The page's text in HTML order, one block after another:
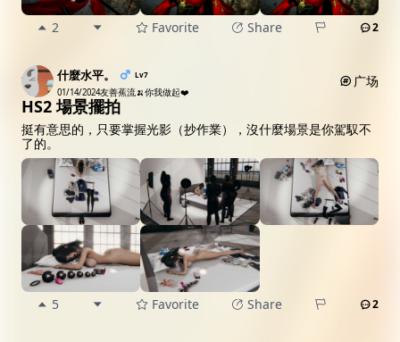
2 Favorite Share 2
什麼水平。 Lv7
01/14/2024友善蕉流🍌你我做起❤️
广场
HS2 場景擺拍
挺有意思的，只要掌握光影（抄作業），沒什麼場景是你駕馭不
了的。
5 Favorite Share 2